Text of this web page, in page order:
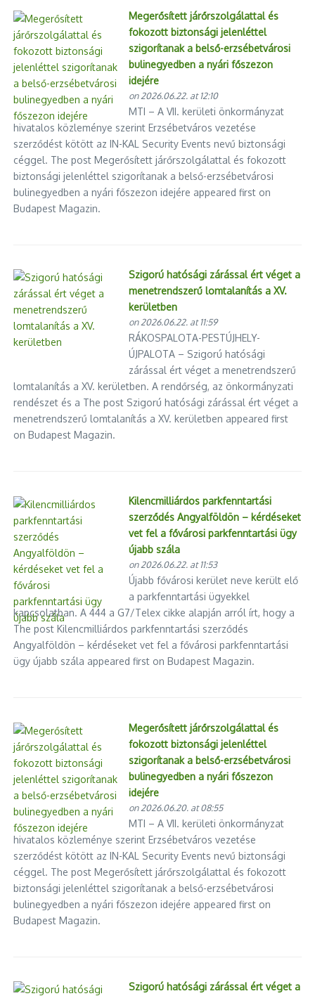
Megerősített járőrszolgálattal és
fokozott biztonsági jelenléttel
szigorítanak a belső-erzsébetvárosi
bulinegyedben a nyári főszezon
idejére
on 2026.06.22. at 12:10
MTI – A VII. kerületi önkormányzat
hivatalos közleménye szerint Erzsébetváros vezetése
szerződést kötött az IN-KAL Security Events nevű biztonsági
céggel. The post Megerősített járőrszolgálattal és fokozott
biztonsági jelenléttel szigorítanak a belső-erzsébetvárosi
bulinegyedben a nyári főszezon idejére appeared first on
Budapest Magazin.
Szigorú hatósági zárással ért véget a
menetrendszerű lomtalanítás a XV.
kerületben
on 2026.06.22. at 11:59
RÁKOSPALOTA-PESTÚJHELY-
ÚJPALOTA – Szigorú hatósági
zárással ért véget a menetrendszerű
lomtalanítás a XV. kerületben. A rendőrség, az önkormányzati
rendészet és a The post Szigorú hatósági zárással ért véget a
menetrendszerű lomtalanítás a XV. kerületben appeared first
on Budapest Magazin.
Kilencmilliárdos parkfenntartási
szerződés Angyalföldön – kérdéseket
vet fel a fővárosi parkfenntartási ügy
újabb szála
on 2026.06.22. at 11:53
Újabb fővárosi kerület neve került elő
a parkfenntartási ügyekkel
kapcsolatban. A 444 a G7/Telex cikke alapján arról írt, hogy a
The post Kilencmilliárdos parkfenntartási szerződés
Angyalföldön – kérdéseket vet fel a fővárosi parkfenntartási
ügy újabb szála appeared first on Budapest Magazin.
Megerősített járőrszolgálattal és
fokozott biztonsági jelenléttel
szigorítanak a belső-erzsébetvárosi
bulinegyedben a nyári főszezon
idejére
on 2026.06.20. at 08:55
MTI – A VII. kerületi önkormányzat
hivatalos közleménye szerint Erzsébetváros vezetése
szerződést kötött az IN-KAL Security Events nevű biztonsági
céggel. The post Megerősített járőrszolgálattal és fokozott
biztonsági jelenléttel szigorítanak a belső-erzsébetvárosi
bulinegyedben a nyári főszezon idejére appeared first on
Budapest Magazin.
Szigorú hatósági zárással ért véget a